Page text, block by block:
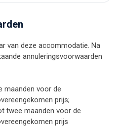
van deze accommodatie. Na
annuleringsvoorwaarden
maanden voor de
prijs;
twee maanden voor de
prijs